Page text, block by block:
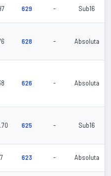
629 - Sub16
628 - Absoluta
626 - Absoluta
625 - Sub16
623 - Absoluta